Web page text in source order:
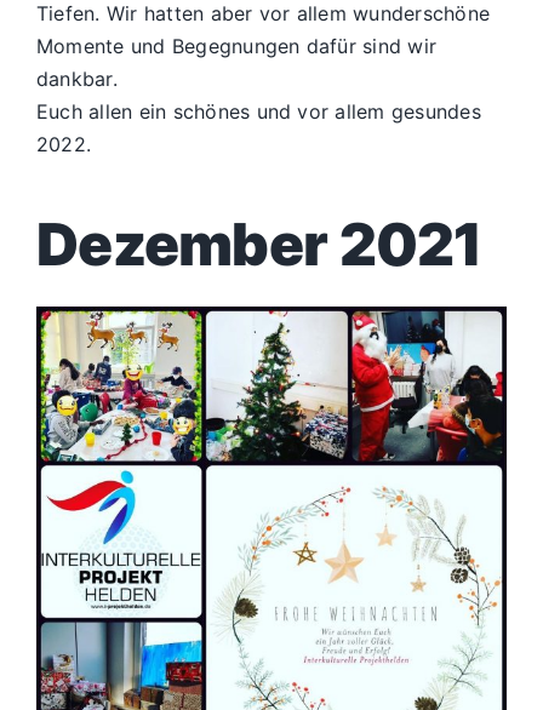
Tiefen. Wir hatten aber vor allem wunderschöne
Momente und Begegnungen dafür sind wir
dankbar.
Euch allen ein schönes und vor allem gesundes
2022.
Dezember 2021